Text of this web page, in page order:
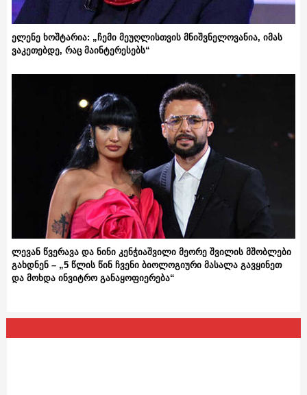
ელენე ხოშტარია: „ჩემი მეუღლისთვის მნიშვნელოვანია, იმას
ვაკეთებდე, რაც მაინტერესებს“
ლევან წვერავა და ნინი კენჭიაშვილი მეორე შვილის მშობლები
გახდნენ – „5 წლის წინ ჩვენი ბიოლოგიური მასალა გავყინეთ
და მოხდა ინვიტრო განაყოფიერება“